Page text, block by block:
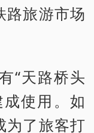
路旅游市场
“天路桥头
使用。如
为了旅客打